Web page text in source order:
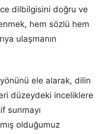
dilbilgisini doğru ve
hem sözlü hem
ulaşmanın
ele alarak, dilin
düzeydeki inceliklere
sunmayı
olduğumuz